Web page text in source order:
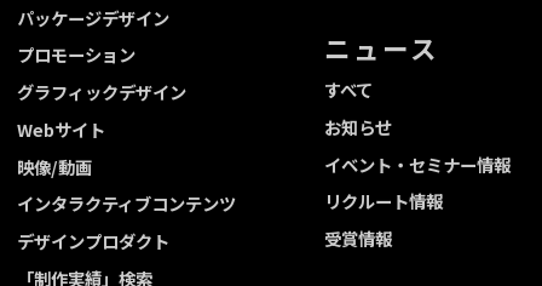
パッケージデザイン
プロモーション
グラフィックデザイン
Webサイト
映像/動画
インタラクティブコンテンツ
デザインプロダクト
「制作実績」検索
ニュース
すべて
お知らせ
イベント・セミナー情報
リクルート情報
受賞情報